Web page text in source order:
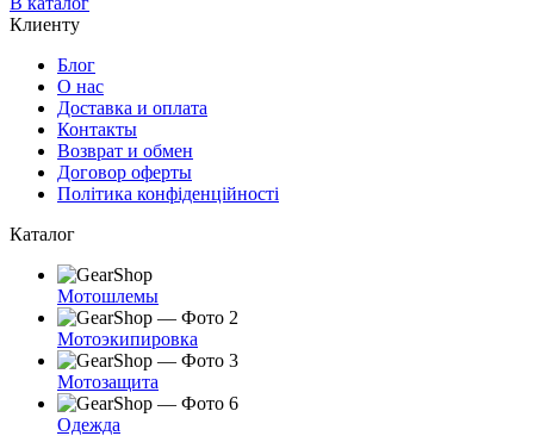
Клиенту
Блог
О нас
Доставка и оплата
Контакты
Возврат и обмен
Договор оферты
Політика конфіденційності
Каталог
Мотошлемы
Мотоэкипировка
Мотозащита
Одежда